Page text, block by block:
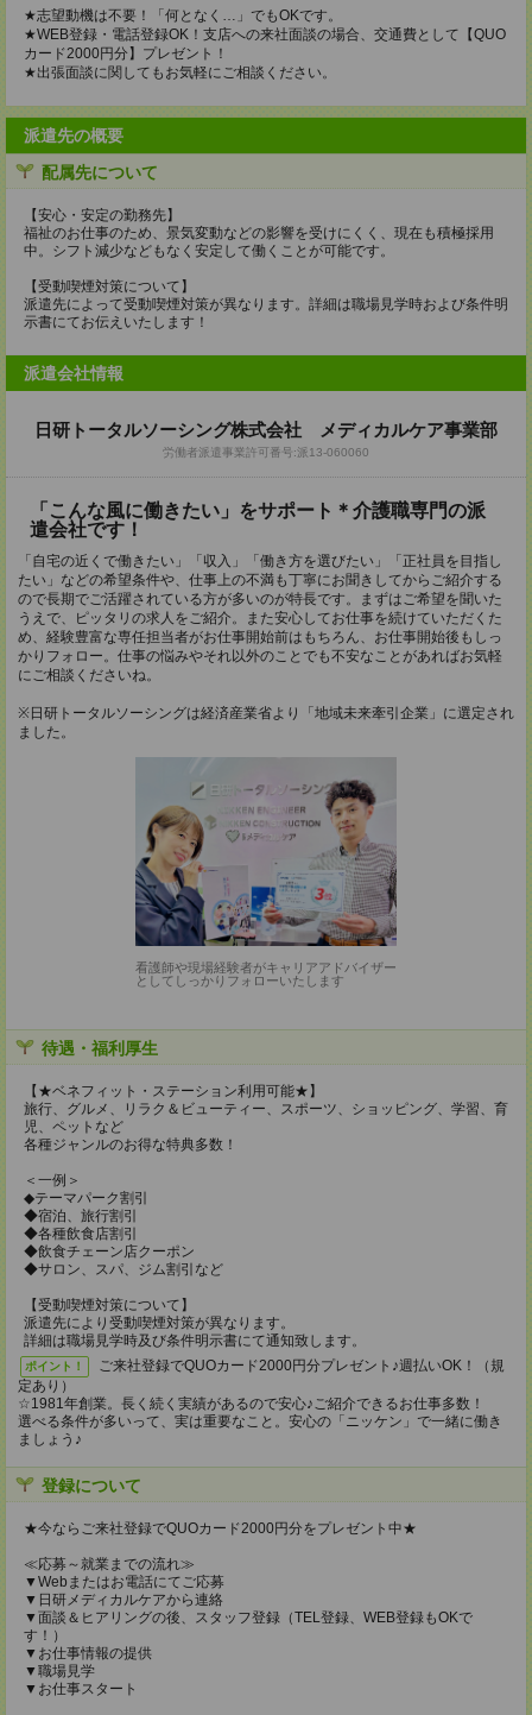
★志望動機は不要！「何となく…」でもOKです。
★WEB登録・電話登録OK！支店への来社面談の場合、交通費として【QUO
カード2000円分】プレゼント！
★出張面談に関してもお気軽にご相談ください。
派遣先の概要
配属先について
【安心・安定の勤務先】
福祉のお仕事のため、景気変動などの影響を受けにくく、現在も積極採用
中。シフト減少などもなく安定して働くことが可能です。
【受動喫煙対策について】
派遣先によって受動喫煙対策が異なります。詳細は職場見学時および条件明
示書にてお伝えいたします！
派遣会社情報
日研トータルソーシング株式会社 メディカルケア事業部
労働者派遣事業許可番号:派13-060060
「こんな風に働きたい」をサポート＊介護職専門の派
遣会社です！
「自宅の近くで働きたい」「収入」「働き方を選びたい」「正社員を目指し
たい」などの希望条件や、仕事上の不満も丁寧にお聞きしてからご紹介する
ので長期でご活躍されている方が多いのが特長です。まずはご希望を聞いた
うえで、ピッタリの求人をご紹介。また安心してお仕事を続けていただくた
め、経験豊富な専任担当者がお仕事開始前はもちろん、お仕事開始後もしっ
かりフォロー。仕事の悩みやそれ以外のことでも不安なことがあればお気軽
にご相談くださいね。
※日研トータルソーシングは経済産業省より「地域未来牽引企業」に選定され
ました。
看護師や現場経験者がキャリアアドバイザー
としてしっかりフォローいたします
待遇・福利厚生
【★ベネフィット・ステーション利用可能★】
旅行、グルメ、リラク＆ビューティー、スポーツ、ショッピング、学習、育
児、ペットなど
各種ジャンルのお得な特典多数！
＜一例＞
◆テーマパーク割引
◆宿泊、旅行割引
◆各種飲食店割引
◆飲食チェーン店クーポン
◆サロン、スパ、ジム割引など
【受動喫煙対策について】
派遣先により受動喫煙対策が異なります。
詳細は職場見学時及び条件明示書にて通知致します。
ポイント！
ご来社登録でQUOカード2000円分プレゼント♪週払いOK！（規
定あり）
☆1981年創業。長く続く実績があるので安心♪ご紹介できるお仕事多数！
選べる条件が多いって、実は重要なこと。安心の「ニッケン」で一緒に働き
ましょう♪
登録について
★今ならご来社登録でQUOカード2000円分をプレゼント中★
≪応募～就業までの流れ≫
▼Webまたはお電話にてご応募
▼日研メディカルケアから連絡
▼面談＆ヒアリングの後、スタッフ登録（TEL登録、WEB登録もOKで
す！）
▼お仕事情報の提供
▼職場見学
▼お仕事スタート